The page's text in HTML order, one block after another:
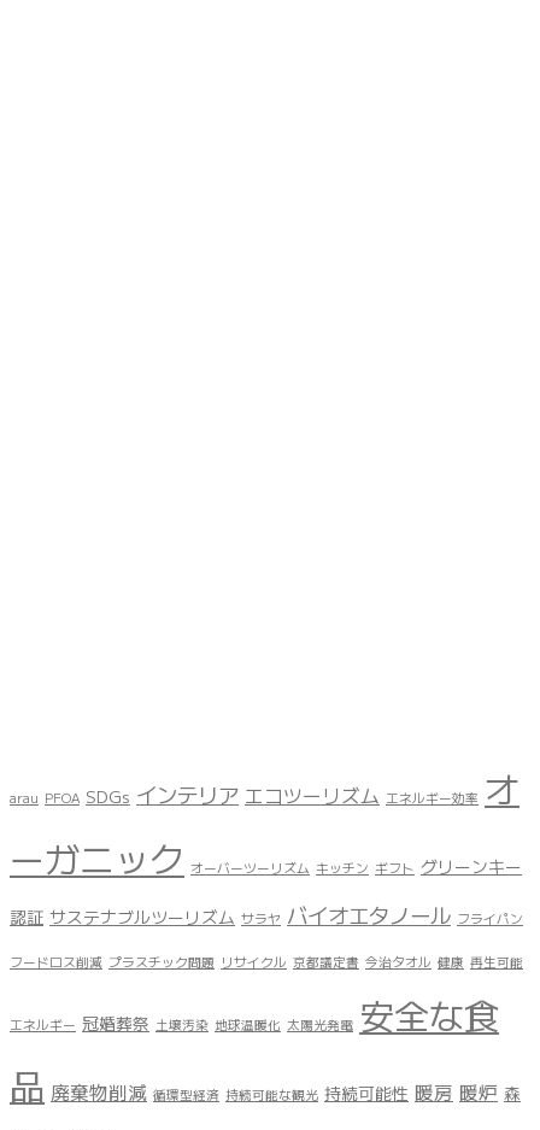
arau PFOA SDGs インテリア エコツーリズム エネルギー効率 オ
ーガニック オーバーツーリズム キッチン ギフト グリーンキー
認証 サステナブルツーリズム サラヤ バイオエタノール フライパン
フードロス削減 プラスチック問題 リサイクル 京都議定書 今治タオル 健康 再生可能
エネルギー 冠婚葬祭 土壌汚染 地球温暖化 太陽光発電 安全な食
品 廃棄物削減 循環型経済 持続可能な観光 持続可能性 暖房 暖炉 森